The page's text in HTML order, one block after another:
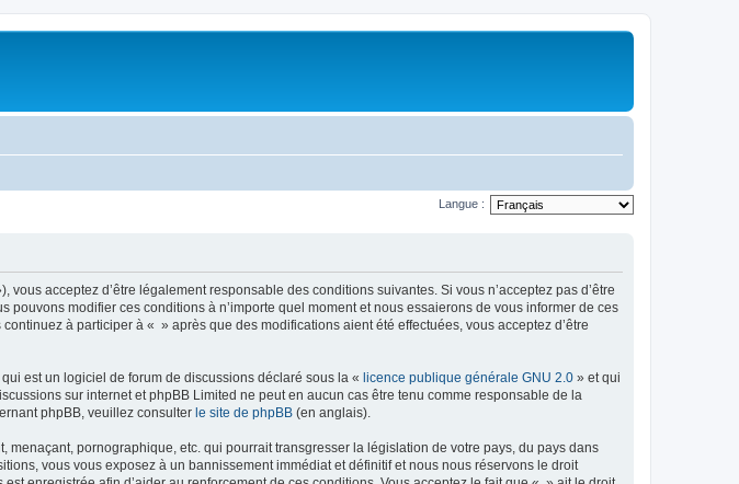
Langue :
acceptez d’être légalement responsable des conditions suivantes. Si vous n’acceptez pas d’être
modifier ces conditions à n’importe quel moment et nous essaierons de vous informer de ces
à participer à « » après que des modifications aient été effectuées, vous acceptez d’être
est un logiciel de forum de discussions déclaré sous la « licence publique générale GNU 2.0 » et qui
sur internet et phpBB Limited ne peut en aucun cas être tenu comme responsable de la
phpBB, veuillez consulter le site de phpBB (en anglais).
pornographique, etc. qui pourrait transgresser la législation de votre pays, du pays dans
vous vous exposez à un bannissement immédiat et définitif et nous nous réservons le droit